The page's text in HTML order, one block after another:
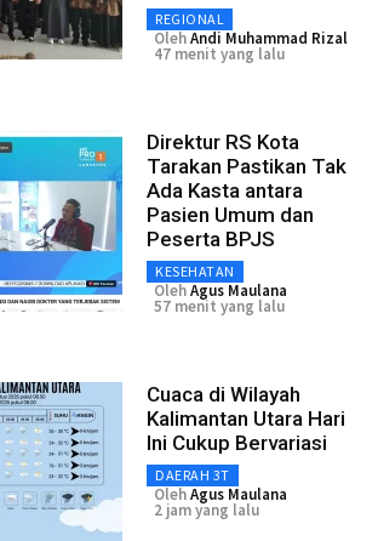
REGIONAL
OlehAndi Muhammad Rizal
47 menit yang lalu
Direktur RS Kota
Tarakan Pastikan Tak
Ada Kasta antara
Pasien Umum dan
Peserta BPJS
KESEHATAN
OlehAgus Maulana
57 menit yang lalu
Cuaca di Wilayah
Kalimantan Utara Hari
Ini Cukup Bervariasi
DAERAH 3T
OlehAgus Maulana
2 jam yang lalu